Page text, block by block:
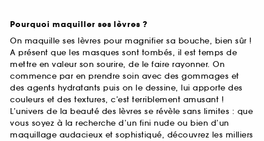
Pourquoi maquiller ses lèvres ?
On maquille ses lèvres pour magnifier sa bouche, bien sûr !
A présent que les masques sont tombés, il est temps de
mettre en valeur son sourire, de le faire rayonner. On
commence par en prendre soin avec des gommages et
des agents hydratants puis on le dessine, lui apporte des
couleurs et des textures, c’est terriblement amusant !
L’univers de la beauté des lèvres se révèle sans limites : que
vous soyez à la recherche d’un fini nude ou bien d’un
maquillage audacieux et sophistiqué, découvrez les milliers